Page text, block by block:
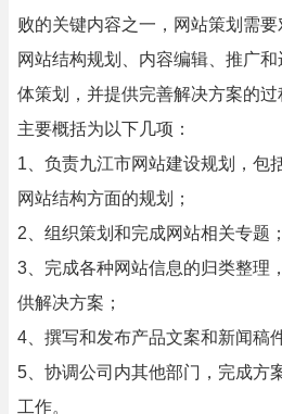
败的关键内容之一，网站策划需要
网站结构规划、内容编辑、推广
体策划，并提供完善解决方案的过
主要概括为以下几项：
1、负责九江市网站建设规划，包
网站结构方面的规划；
2、组织策划和完成网站相关专题；
3、完成各种网站信息的归类整理
供解决方案；
4、撰写和发布产品文案和新闻稿
5、协调公司内其他部门，完成方
工作。